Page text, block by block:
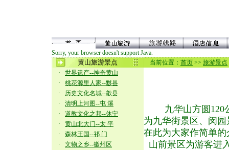
Sorry, your browser doesn't support Java.
黄山旅游景点
·
世界遗产--神奇黄山
·
桃花源里人家--黟县
·
历史文化名城--歙县
·
清明上河图--屯 溪
·
道教文化之邦--休宁
·
黄山北大门--太 平
·
森林王国--祁 门
·
文物之乡--徽州区
当前位置： 首页 >> 旅游景点
九华山方圆120公
为九华街景区、闵
在此为大家作简单的
山前景区为游客进